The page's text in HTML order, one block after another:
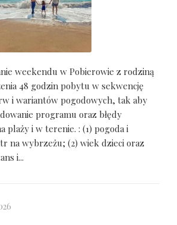
weekendu w Pobierowie z rodziną
48 godzin pobytu w sekwencję
i wariantów pogodowych, tak aby
programu oraz błędy
plaży i w terenie. : (1) pogoda i
na wybrzeżu; (2) wiek dzieci oraz
i...